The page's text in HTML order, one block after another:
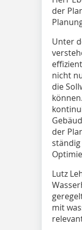
der
Unter
nicht
die
der
Lutz
mit